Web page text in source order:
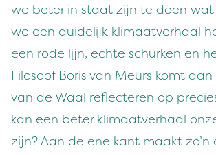
we beter in staat zijn te doen wat
we een duidelijk klimaatverhaal
een rode lijn, echte schurken en
Filosoof Boris van Meurs komt
van de Waal reflecteren op
kan een beter klimaatverhaal
zijn? Aan de ene kant maakt zo’n